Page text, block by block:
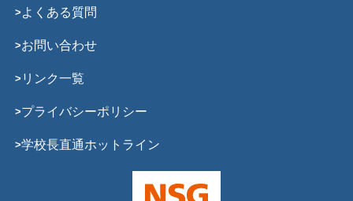
よくある質問
お問い合わせ
リンク一覧
プライバシーポリシー
学校長直通ホットライン